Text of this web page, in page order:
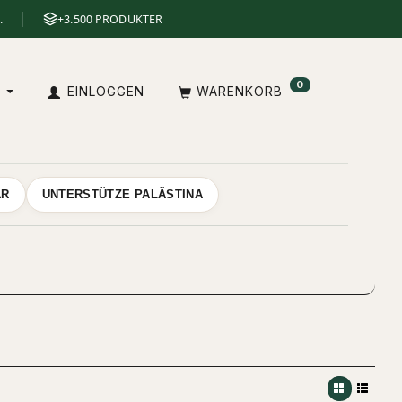
+3.500 PRODUKTER
EINLOGGEN WARENKORB 0
UNTERSTÜTZE PALÄSTINA